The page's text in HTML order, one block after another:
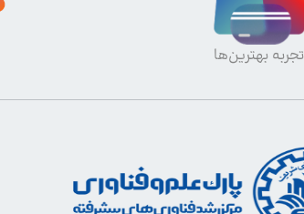
تجربه بهترین‌ها